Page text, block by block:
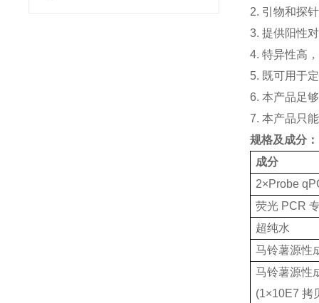
2. 引物和探
3. 提供阳性
4. 特异性高
5. 既可用于
6. 本产品足
7. 本产品只
规格及成分：
成分
2×Probe
荧光 PCR
超纯水
马铃薯源性
马铃薯源性
(1×10E7 拷